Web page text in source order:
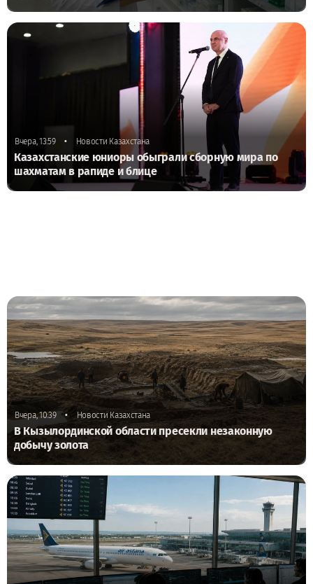
Вчера, 13:59 • Новости Казахстана
Казахстанские юниоры обыграли сборную мира по
шахматам в рапиде и блице
Вчера, 10:39 • Новости Казахстана
В Кызылординской области пресекли незаконную
добычу золота